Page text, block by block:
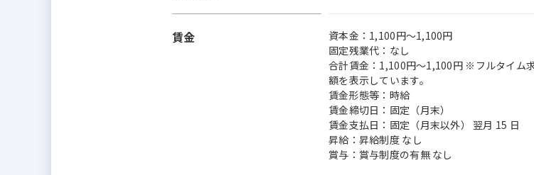
賃金
資本金：1,100円〜1,100円
固定残業代：なし
合計賃金：1,100円～1,100円 ※フルタイム
額を表示しています。
賃金形態等：時給
賃金締切日：固定（月末）
賃金支払日：固定（月末以外） 翌月 15 日
昇給：昇給制度 なし
賞与：賞与制度の有無 なし